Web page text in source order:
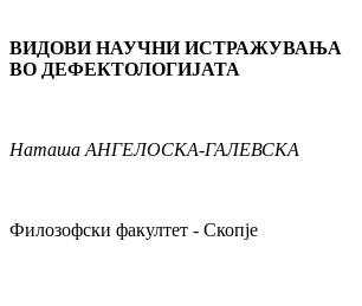
ВИДОВИ НАУЧНИ ИСТРАЖУВАЊА
ВО ДЕФЕКТОЛОГИЈАТА
Наташа АНГЕЛОСКА-ГАЛЕВСКА
Филозофски факултет - Скопје